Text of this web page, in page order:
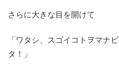
さらに大きな目を開けて
「ワタシ、スゴイコトヲマナ
タ！」